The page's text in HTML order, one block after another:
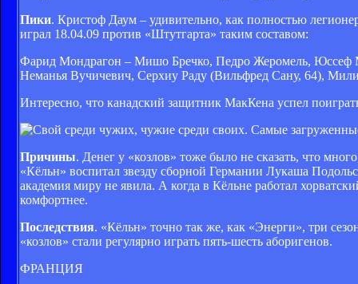
Пики. Кристоф Даум – удивительно, как полностью
играл 18.04.09 против «Штутгарта» таким составом:
Фарид Мондрагон – Мишо Бречко, Педро Жеромель, Юссеф
Неманья Вучичевич, Серхиу Раду (Вильфред Сану, 64),
Интересно, что канадский защитник МакКена успел
Причины. Денег у «козлов» тоже было не сказать, что
«Кёльн» воспитал звезду сборной Германии Лукаша
академия миру не явила. А когда в Кёльне работал
комфортнее.
Последствия. «Кёльн» точно так же, как «Энерги», три
«козлов» стали регулярно играть пять-шесть аборигенов.
ФРАНЦИЯ